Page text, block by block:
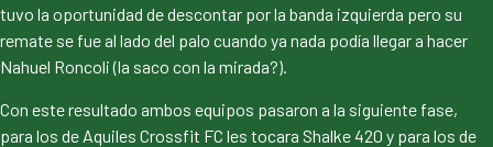
tuvo la oportunidad de descontar por la banda izquierda pero su
remate se fue al lado del palo cuando ya nada podía llegar a hacer
Nahuel Roncoli (la saco con la mirada?).
Con este resultado ambos equipos pasaron a la siguiente fase,
para los de Aquiles Crossfit FC les tocara Shalke 420 y para los de